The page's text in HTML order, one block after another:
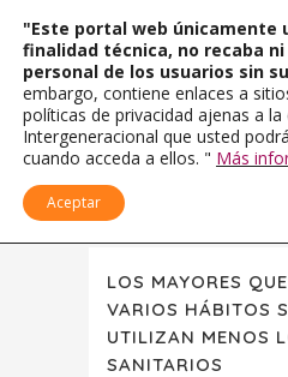
LOS MAYORES
VARIOS HÁBITOS
UTILIZAN MENOS
SANITARIOS
"Este portal web únicamente
finalidad técnica, no recaba
personal de los usuarios sin
embargo, contiene enlaces a
políticas de privacidad ajenas a la
Intergeneracional que usted
cuando acceda a ellos. " Más
Aceptar